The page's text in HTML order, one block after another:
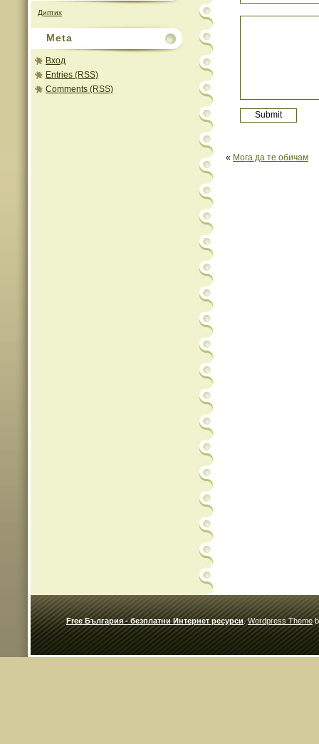
Диптих
Meta
Вход
Entries (RSS)
Comments (RSS)
« Мога да те обичам
Free България - безплатни Интернет ресурси.Wordpress Theme